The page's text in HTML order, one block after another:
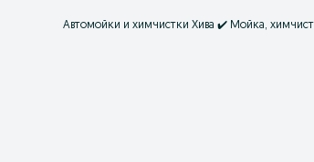
Автомойки и химчистки Хива ✔️ Мойка,